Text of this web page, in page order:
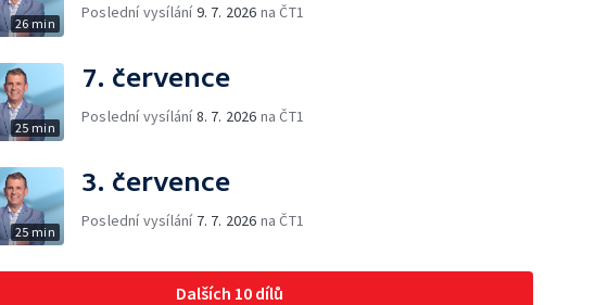
26 min
Poslední vysílání9. 7. 2026 na ČT1
25 min
7. července
Poslední vysílání8. 7. 2026 na ČT1
25 min
3. července
Poslední vysílání 7. 7. 2026 na ČT1
Dalších 10 dílů